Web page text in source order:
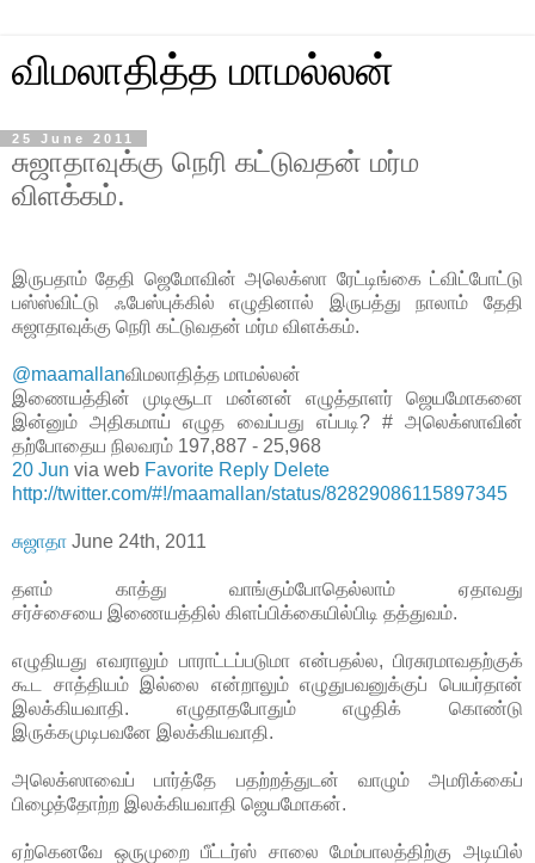
விமலாதித்த மாமல்லன்
25 June 2011
சுஜாதாவுக்கு நெரி கட்டுவதன் மர்ம
விளக்கம்.
இருபதாம் தேதி ஜெமோவின் அலெக்ஸா ரேட்டிங்கை ட்விட்போட்டு
பஸ்ஸ்விட்டு ஃபேஸ்புக்கில் எழுதினால் இருபத்து நாலாம் தேதி
சுஜாதாவுக்கு நெரி கட்டுவதன் மர்ம விளக்கம்.
@maamallanவிமலாதித்த மாமல்லன்
இணையத்தின் முடிசூடா மன்னன் எழுத்தாளர் ஜெயமோகனை
இன்னும் அதிகமாய் எழுத வைப்பது எப்படி? # அலெக்ஸாவின்
தற்போதைய நிலவரம் 197,887 - 25,968
20 Jun via web Favorite Reply Delete
http://twitter.com/#!/maamallan/status/82829086115897345
சுஜாதா June 24th, 2011
தளம் காத்து வாங்கும்போதெல்லாம் ஏதாவது
சர்ச்சையை இணையத்தில் கிளப்பிக்கையில்பிடி தத்துவம்.
எழுதியது எவராலும் பாராட்டப்படுமா என்பதல்ல, பிரசுரமாவதற்குக்
கூட சாத்தியம் இல்லை என்றாலும் எழுதுபவனுக்குப் பெயர்தான்
இலக்கியவாதி. எழுதாதபோதும் எழுதிக் கொண்டு
இருக்கமுடிபவனே இலக்கியவாதி.
அலெக்ஸாவைப் பார்த்தே பதற்றத்துடன் வாழும் அமரிக்கைப்
பிழைத்தோற்ற இலக்கியவாதி ஜெயமோகன்.
ஏற்கெனவே ஒருமுறை பீட்டர்ஸ் சாலை மேம்பாலத்திற்கு அடியில்